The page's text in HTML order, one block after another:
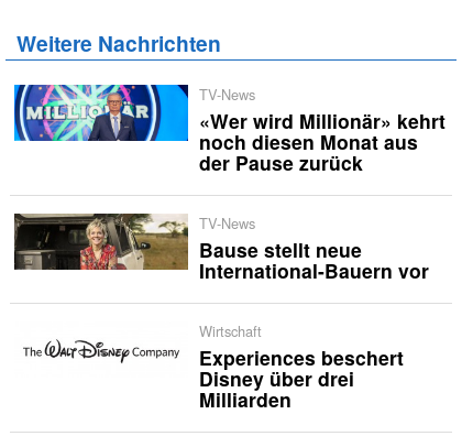
Weitere Nachrichten
TV-News
«Wer wird Millionär» kehrt
noch diesen Monat aus
der Pause zurück
TV-News
Bause stellt neue
International-Bauern vor
Wirtschaft
Experiences beschert
Disney über drei
Milliarden